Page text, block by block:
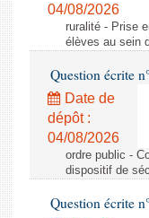
04/08/2026
ruralité - Prise
élèves au sein
Question écrite
Date de
dépôt :
04/08/2026
ordre public -
dispositif de
Question écrite